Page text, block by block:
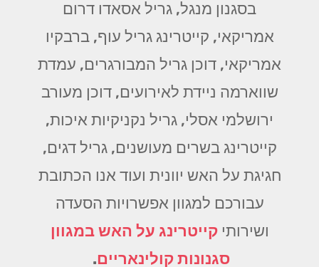
בסגנון מנגל, גריל אסאדו דרום
אמריקאי, קייטרינג גריל עוף, ברבקיו
אמריקאי, דוכן גריל המבורגרים, עמדת
שווארמה ניידת לאירועים, דוכן מעורב
ירושלמי אסלי, גריל נקניקיות איכות,
קייטרינג בשרים מעושנים, גריל דגים,
חגיגת על האש יוונית ועוד אנו הכתובת
עבורכם למגוון אפשרויות הסעדה
ושירותיקייטרינג על האש במגוון
סגנונות קולינאריים.